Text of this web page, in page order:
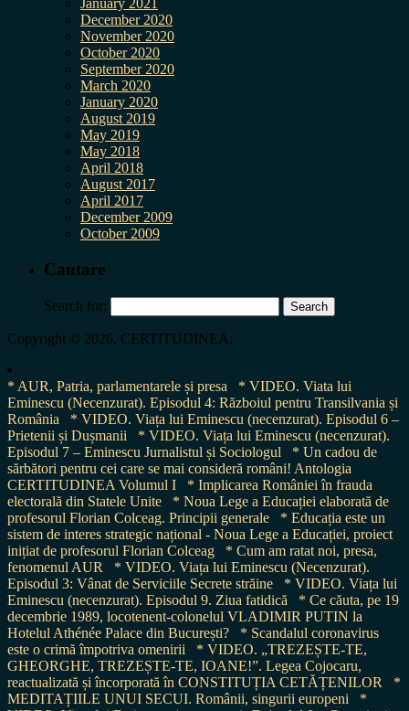
January 2021
December 2020
November 2020
October 2020
September 2020
March 2020
January 2020
August 2019
May 2019
May 2018
April 2018
August 2017
April 2017
December 2009
October 2009
Cautare
Search for:
Copyright © 2026, CERTITUDINEA.
* AUR, Patria, parlamentarele și presa
* VIDEO. Viata lui
Eminescu (Necenzurat). Episodul 4: Războiul pentru Transilvania și
România
* VIDEO. Viața lui Eminescu (necenzurat). Episodul 6 –
Prietenii și Dușmanii
* VIDEO. Viața lui Eminescu (necenzurat).
Episodul 7 – Eminescu Jurnalistul și Sociologul
* Un cadou de
sărbători pentru cei care se mai consideră români! Antologia
CERTITUDINEA Volumul I
* Implicarea României în frauda
electorală din Statele Unite
* Noua Lege a Educației elaborată de
profesorul Florian Colceag. Principii generale
* Educația este un
sistem de interes strategic național - Noua Lege a Educației, proiect
inițiat de profesorul Florian Colceag
* Cum am ratat noi, presa,
fenomenul AUR
* VIDEO. Viața lui Eminescu (Necenzurat).
Episodul 3: Vânat de Serviciile Secrete străine
* VIDEO. Viața lui
Eminescu (necenzurat). Episodul 9. Ziua fatidică
* Ce căuta, pe 19
decembrie 1989, locotenent-colonelul VLADIMIR PUTIN la
Hotelul Athénée Palace din București?
* Scandalul coronavirus
este o crimă împotriva omenirii
* VIDEO. „TREZEȘTE-TE,
GHEORGHE, TREZEȘTE-TE, IOANE!”. Legea Cojocaru,
reactualizată și încorporată în CONSTITUȚIA CETĂȚENILOR
*
MEDITAȚIILE UNUI SECUI. Românii, singurii europeni
*